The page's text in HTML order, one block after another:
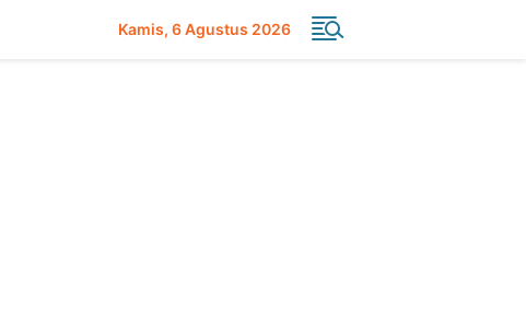
Kamis 6 Agustus 2026